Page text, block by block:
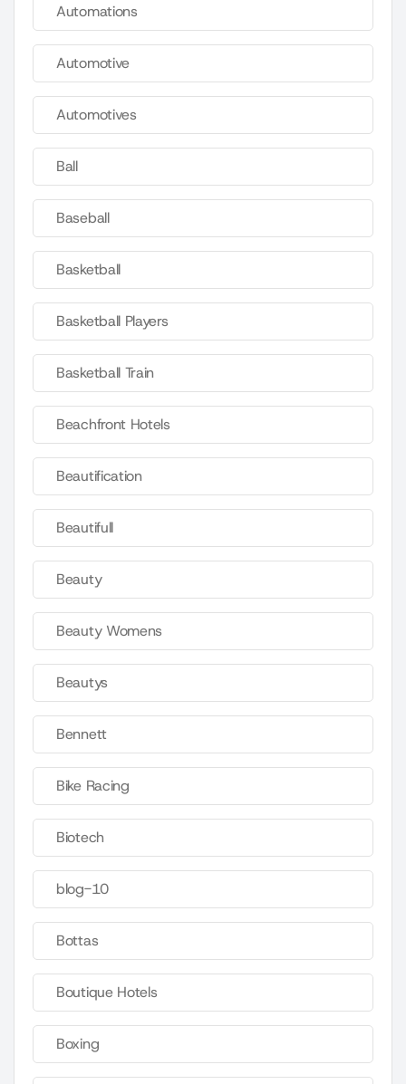
Automations
Automotive
Automotives
Ball
Baseball
Basketball
Basketball Players
Basketball Train
Beachfront Hotels
Beautification
Beautifull
Beauty
Beauty Womens
Beautys
Bennett
Bike Racing
Biotech
blog-10
Bottas
Boutique Hotels
Boxing